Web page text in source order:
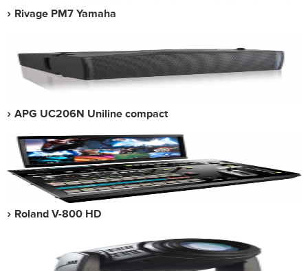
Rivage PM7 Yamaha
APG UC206N Uniline compact
Roland V-800 HD